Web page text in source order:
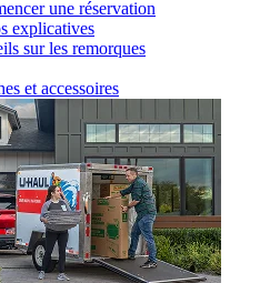
une réservation
explicatives
sur les remorques
et accessoires